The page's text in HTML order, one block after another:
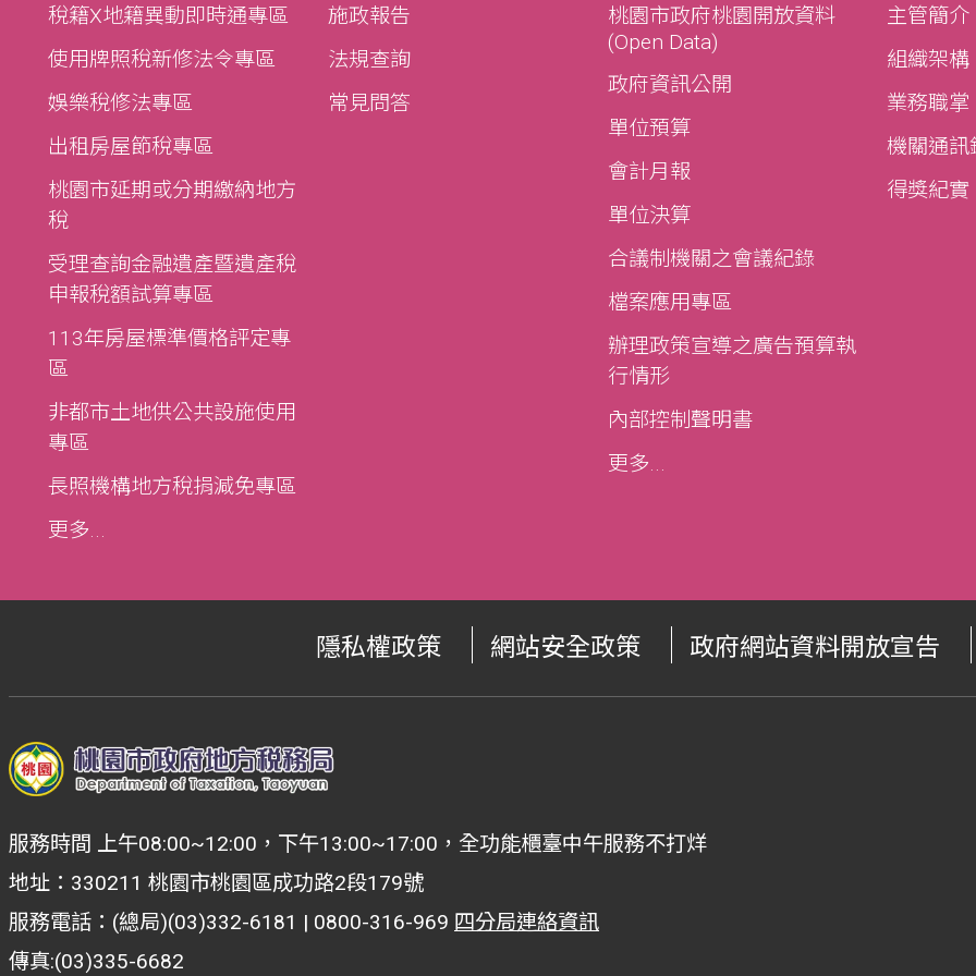
稅籍X地籍異動即時通專區
使用牌照稅新修法令專區
娛樂稅修法專區
出租房屋節稅專區
桃園市延期或分期繳納地方
稅
受理查詢金融遺產暨遺產稅
申報稅額試算專區
113年房屋標準價格評定專
區
非都市土地供公共設施使用
專區
長照機構地方稅捐減免專區
更多...
施政報告
法規查詢
常見問答
桃園市政府桃園開放資料
(Open Data)
政府資訊公開
單位預算
會計月報
單位決算
合議制機關之會議紀錄
檔案應用專區
辦理政策宣導之廣告預算執
行情形
內部控制聲明書
更多...
主管簡介
組織架構
業務職掌
機關通訊
得獎紀實
隱私權政策 網站安全政策 政府網站資料開放宣告
服務時間 上午08:00~12:00，下午13:00~17:00，全功能櫃臺中午服務不打烊
地址：330211 桃園市桃園區成功路2段179號
服務電話：(總局)(03)332-6181 | 0800-316-969 四分局連絡資訊
傳真:(03)335-6682